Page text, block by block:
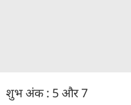
शुभ अंक : 5 और 7